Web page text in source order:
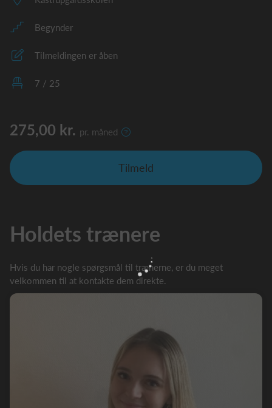
Begynder
Tilmeldingen er åben
7 / 25
275,00 kr. pr. måned
Tilmeld
Holdets trænere
Hvis du har nogle spørgsmål til trænerne, er du meget
velkommen til at kontakte dem direkte.